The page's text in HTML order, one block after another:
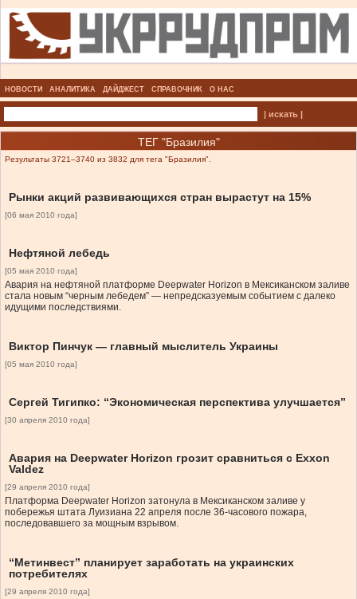
НОВОСТИ АНАЛИТИКА ДАЙДЖЕСТ СПРАВОЧНИК О НАС
| искать |
ТЕГ "Бразилия"
Результаты 3721–3740 из 3832 для тега "Бразилия".
Рынки акций развивающихся стран вырастут на 15%
[06 мая 2010 года]
Нефтяной лебедь
[05 мая 2010 года]
Авария на нефтяной платформе Deepwater Horizon в Мексиканском заливе
стала новым “черным лебедем” — непредсказуемым событием с далеко
идущими последствиями.
Виктор Пинчук — главный мыслитель Украины
[05 мая 2010 года]
Сергей Тигипко: “Экономическая перспектива улучшается”
[30 апреля 2010 года]
Авария на Deepwater Horizon грозит сравниться с Exxon
Valdez
[29 апреля 2010 года]
Платформа Deepwater Horizon затонула в Мексиканском заливе у
побережья штата Луизиана 22 апреля после 36-часового пожара,
последовавшего за мощным взрывом.
“Метинвест” планирует заработать на украинских
потребителях
[29 апреля 2010 года]